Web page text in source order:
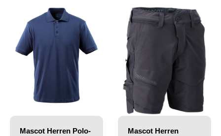
Mascot Herren Polo-
Mascot Herren